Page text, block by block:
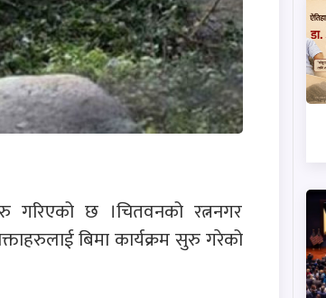
गरिएको छ ।चितवनको रत्ननगर
बिमा कार्यक्रम सुरु गरेको